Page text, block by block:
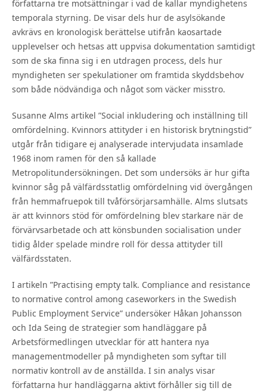
författarna tre motsättningar i vad de kallar myndighetens
temporala styrning. De visar dels hur de asylsökande
avkrävs en kronologisk berättelse utifrån kaosartade
upplevelser och hetsas att uppvisa dokumentation samtidigt
som de ska finna sig i en utdragen process, dels hur
myndigheten ser spekulationer om framtida skyddsbehov
som både nödvändiga och något som väcker misstro.
Susanne Alms artikel ”Social inkludering och inställning till
omfördelning. Kvinnors attityder i en historisk brytningstid”
utgår från tidigare ej analyserade intervjudata insamlade
1968 inom ramen för den så kallade
Metropolitundersökningen. Det som undersöks är hur gifta
kvinnor såg på välfärdsstatlig omfördelning vid övergången
från hemmafruepok till tvåförsörjarsamhälle. Alms slutsats
är att kvinnors stöd för omfördelning blev starkare när de
förvärvsarbetade och att könsbunden socialisation under
tidig ålder spelade mindre roll för dessa attityder till
välfärdsstaten.
I artikeln ”Practising empty talk. Compliance and resistance
to normative control among caseworkers in the Swedish
Public Employment Service” undersöker Håkan Johansson
och Ida Seing de strategier som handläggare på
Arbetsförmedlingen utvecklar för att hantera nya
managementmodeller på myndigheten som syftar till
normativ kontroll av de anställda. I sin analys visar
författarna hur handläggarna aktivt förhåller sig till de